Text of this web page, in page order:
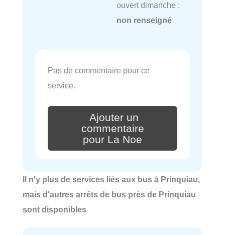
ouvert dimanche :
non renseigné
Pas de commentaire pour ce
service.
Ajouter un
commentaire
pour La Noe
Il n'y plus de services liés aux bus à Prinquiau,
mais d'autres arrêts de bus près de Prinquiau
sont disponibles